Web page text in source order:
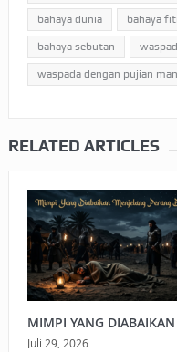
bahaya dunia bahaya
bahaya sebutan
waspada dengan pujian
RELATED ARTICLES
MIMPI YANG
Juli 29, 2026